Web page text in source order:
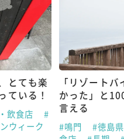
とても楽
ている！
飲食店
#
ウィーク
「リゾート
かった」と
言える
#鳴門 #徳島県